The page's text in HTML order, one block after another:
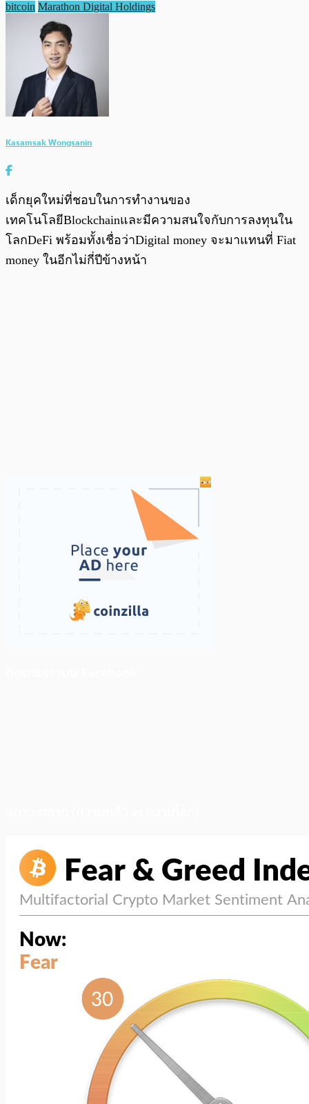
bitcoin Marathon Digital Holdings
Kasamsak Wongsanin
เด็กยุคใหม่ที่ชอบในการทำงานของ
เทคโนโลยีBlockchainและมีความสนใจกับการลงทุนใน
โลกDeFi พร้อมทั้งเชื่อว่าDigital money จะมาแทนที่ Fiat
money ในอีกไม่กี่ปีข้างหน้า